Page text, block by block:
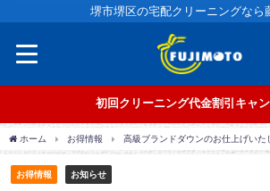
堺市堺区の宅配クリーニングなら
初回クリーニング代金割引キャ
ホーム お得情報 高級ブランドダウンのお仕上げいた
お得情報 お知らせ